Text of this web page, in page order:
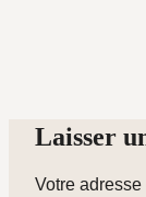
Laisser
Votre